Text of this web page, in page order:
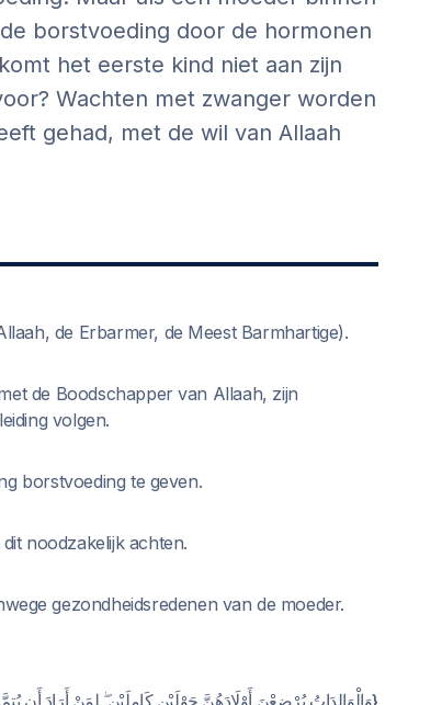
borstvoeding door de hormonen
het eerste kind niet aan zijn
Wachten met zwanger worden
gehad, met de wil van Allaah
de Erbarmer, de Meest Barmhartige).
de Boodschapper van Allaah, zijn
volgen.
borstvoeding te geven.
noodzakelijk achten.
gezondheidsredenen van de moeder.
{وَالْوَالِدَاتُ يُرْضِعْنَ أَوْلَادَهُنَّ حَوْلَيْنِ كَامِلَيْنِ ۖ لِمَنْ أَرَادَ أَن